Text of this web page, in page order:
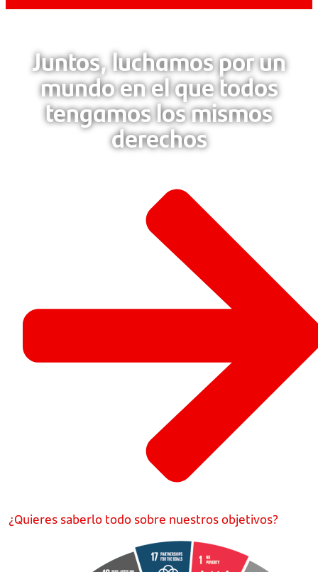
Juntos, luchamos por un
mundo en el que todos
tengamos los mismos
derechos
¿Quieres saberlo todo sobre nuestros objetivos?